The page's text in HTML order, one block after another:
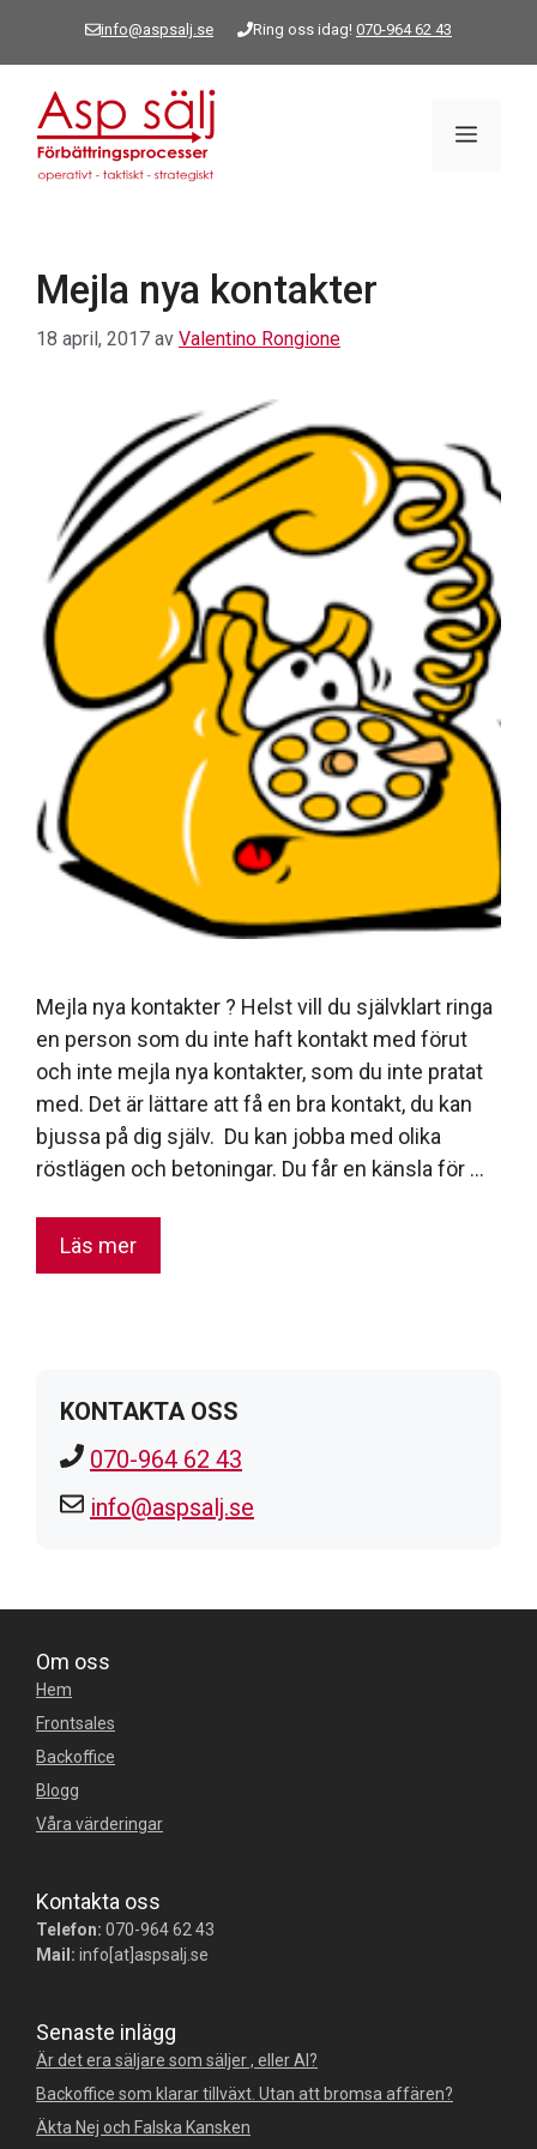
info@aspsalj.se Ring oss idag! 070-964 62 43
Meny
Mejla nya kontakter
18 april, 2017 av Valentino Rongione
Mejla nya kontakter ? Helst vill du självklart ringa
en person som du inte haft kontakt med förut
och inte mejla nya kontakter, som du inte pratat
med. Det är lättare att få en bra kontakt, du kan
bjussa på dig själv. Du kan jobba med olika
röstlägen och betoningar. Du får en känsla för …
Läs mer
KONTAKTA OSS
070-964 62 43
info@aspsalj.se
Om oss
Hem
Frontsales
Backoffice
Blogg
Våra värderingar
Kontakta oss
Telefon: 070-964 62 43
Mail: info[at]aspsalj.se
Senaste inlägg
Är det era säljare som säljer , eller AI?
Backoffice som klarar tillväxt. Utan att bromsa affären?
Äkta Nej och Falska Kansken